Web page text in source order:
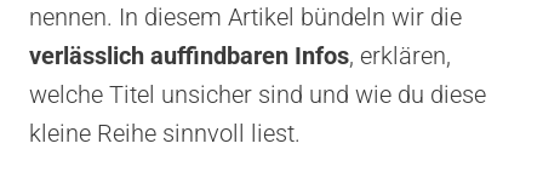
nennen. In diesem Artikel bündeln wir die
verlässlich auffindbaren Infos, erklären,
welche Titel unsicher sind und wie du diese
kleine Reihe sinnvoll liest.